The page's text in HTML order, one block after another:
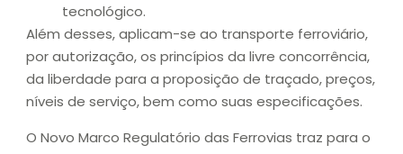
tecnológico.
Além desses, aplicam-se ao transporte ferroviário,
por autorização, os princípios da livre concorrência,
da liberdade para a proposição de traçado, preços,
níveis de serviço, bem como suas especificações.
O Novo Marco Regulatório das Ferrovias traz para o